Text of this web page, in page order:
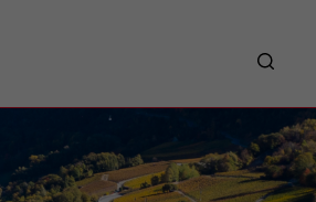
Prestations
Unternehmen :
Willkommen!